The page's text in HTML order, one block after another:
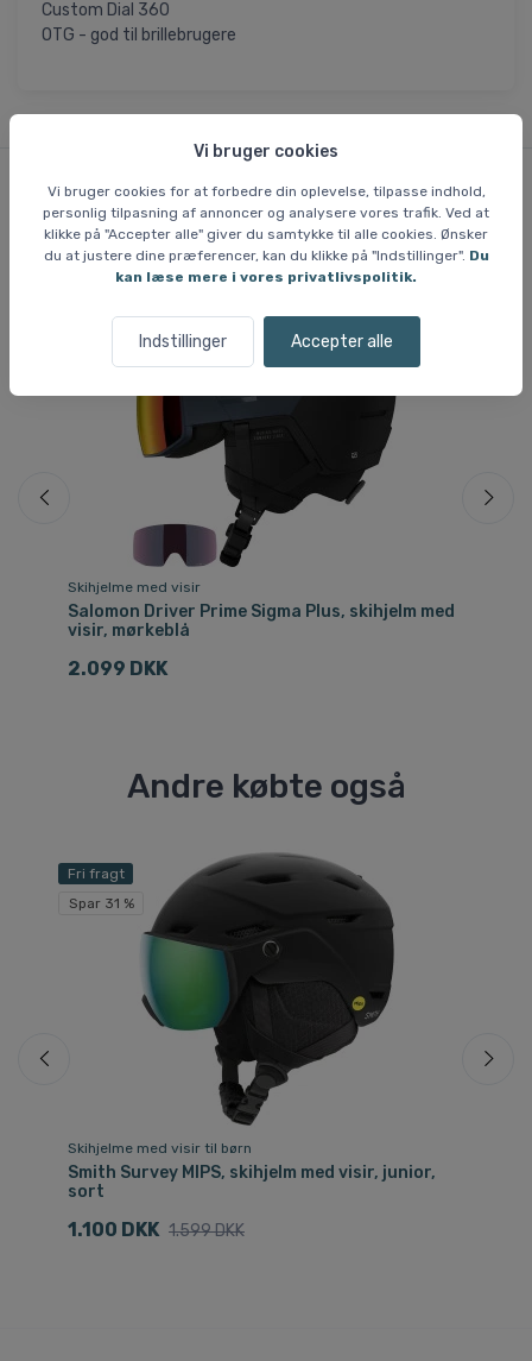
Vi bruger cookies
Vi bruger cookies for at forbedre din oplevelse, tilpasse indhold,
personlig tilpasning af annoncer og analysere vores trafik. Ved at
klikke på "Accepter alle" giver du samtykke til alle cookies. Ønsker
du at justere dine præferencer, kan du klikke på "Indstillinger". Du
kan læse mere i vores privatlivspolitik.
Indstillinger Accepter alle
Custom Dial 360
OTG - god til brillebrugere
Lignende varer
Skihjelme med visir
Salomon Driver Prime Sigma Plus, skihjelm med
visir, mørkeblå
2.099 DKK
Andre købte også
Fri fragt
Spar 31 %
Skihjelme med visir til børn
Smith Survey MIPS, skihjelm med visir, junior,
sort
1.100 DKK 1.599 DKK